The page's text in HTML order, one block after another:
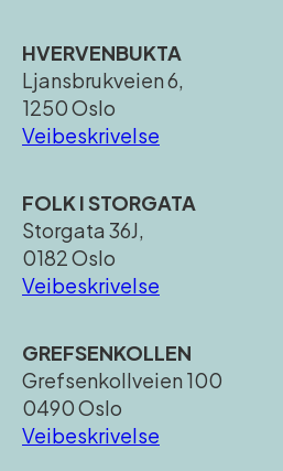
HVERVENBUKTA
Ljansbrukveien 6,
1250 Oslo
Veibeskrivelse
FOLK I STORGATA
Storgata 36J,
0182 Oslo
Veibeskrivelse
GREFSENKOLLEN
Grefsenkollveien 100
0490 Oslo
Veibeskrivelse